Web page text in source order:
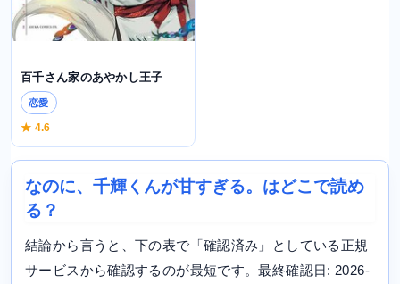
百千さん家のあやかし王子
恋愛
★ 4.6
なのに、千輝くんが甘すぎる。はどこで読め
る？
結論から言うと、下の表で「確認済み」としている正規
サービスから確認するのが最短です。最終確認日: 2026-